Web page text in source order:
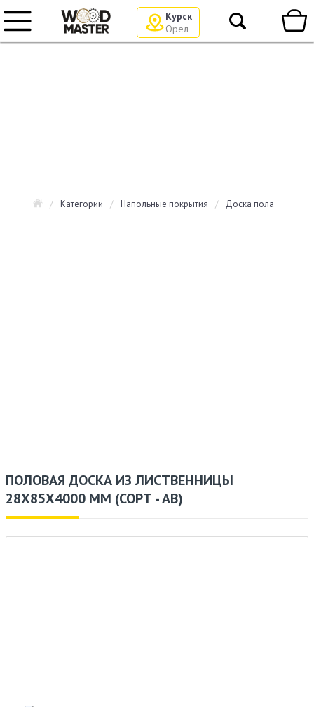
Курск
Орел
/ Категории / Напольные покрытия / Доска пола
ПОЛОВАЯ ДОСКА ИЗ ЛИСТВЕННИЦЫ
28X85X4000 ММ (СОРТ - AB)